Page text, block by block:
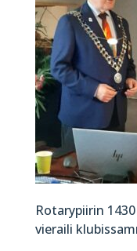
Rotarypiirin
vieraili